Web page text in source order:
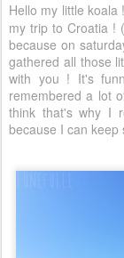
Hello my little
my trip to Croatia !
because on
gathered all those
with you ! It's
remembered a lot
think that's why I
because I can keep